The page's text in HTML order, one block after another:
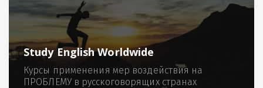
Study English Worldwide
Курсы применения мер воздействия на
ПРОБЛЕМУ в русскоговорящих странах